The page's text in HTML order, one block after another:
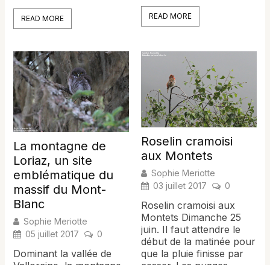
READ MORE READ MORE
La montagne de
Loriaz, un site
emblématique du
massif du Mont-
Blanc
Sophie Meriotte
05 juillet 2017
0
Dominant la vallée de
Roselin cramoisi
aux Montets
Sophie Meriotte
03 juillet 2017
0
Roselin cramoisi aux
Montets Dimanche 25
juin. Il faut attendre le
début de la matinée pour
que la pluie finisse par